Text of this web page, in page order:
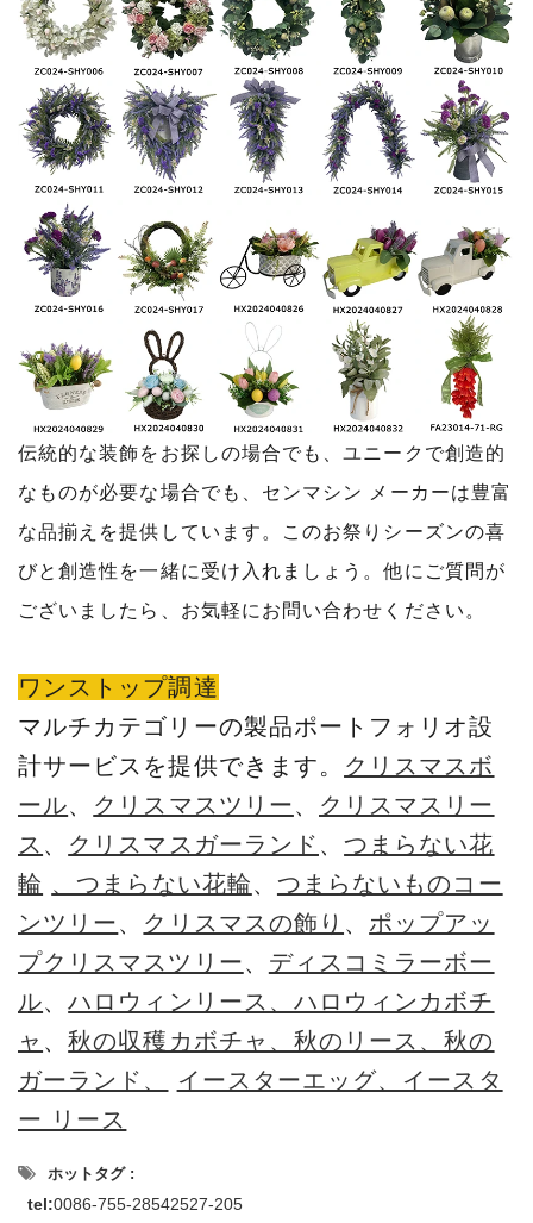
伝統的な装飾をお探しの場合でも、ユニークで創造的
なものが必要な場合でも、センマシン メーカーは豊富
な品揃えを提供しています。このお祭りシーズンの喜
びと創造性を一緒に受け入れましょう。他にご質問が
ございましたら、お気軽にお問い合わせください。
ワンストップ調達
マルチカテゴリーの製品ポートフォリオ設
計サービスを提供できます。 クリスマスボ
ール、 クリスマスツリー、 クリスマスリー
ス 、 クリスマスガーランド 、つまらない花
輪 、つまらない花輪、 つまらないものコー
ンツリー、 クリスマスの飾り 、 ポップアッ
プクリスマスツリー、 ディスコミラーボー
ル、ハロウィンリース、ハロウィンカボチ
ャ 、秋の収穫カボチャ、秋のリース、秋の
ガーランド、
イースターエッグ、イースタ
ー リース
ホットタグ :
tel:0086-755-28542527-205